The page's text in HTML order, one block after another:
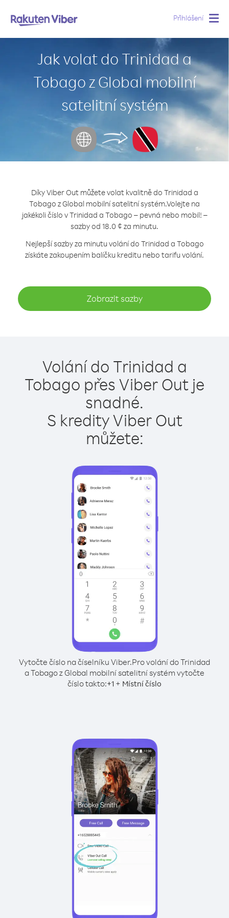
Přihlášení
Jak volat do Trinidad a
Tobago z Global mobilní
satelitní systém
Díky Viber Out můžete volat kvalitně do Trinidad a
Tobago z Global mobilní satelitní systém.Volejte na
jakékoli číslo v Trinidad a Tobago – pevná nebo mobil! –
sazby od 18.0 ¢ za minutu.
Nejlepší sazby za minutu volání do Trinidad a Tobago
získáte zakoupením balíčku kreditu nebo tarifu volání.
Zobrazit sazby
Volání do Trinidad a
Tobago přes Viber Out je
snadné.
S kredity Viber Out
můžete:
Vytočte číslo na číselníku Viber.Pro volání do Trinidad
a Tobago z Global mobilní satelitní systém vytočte
číslo takto:+1 + Místní číslo